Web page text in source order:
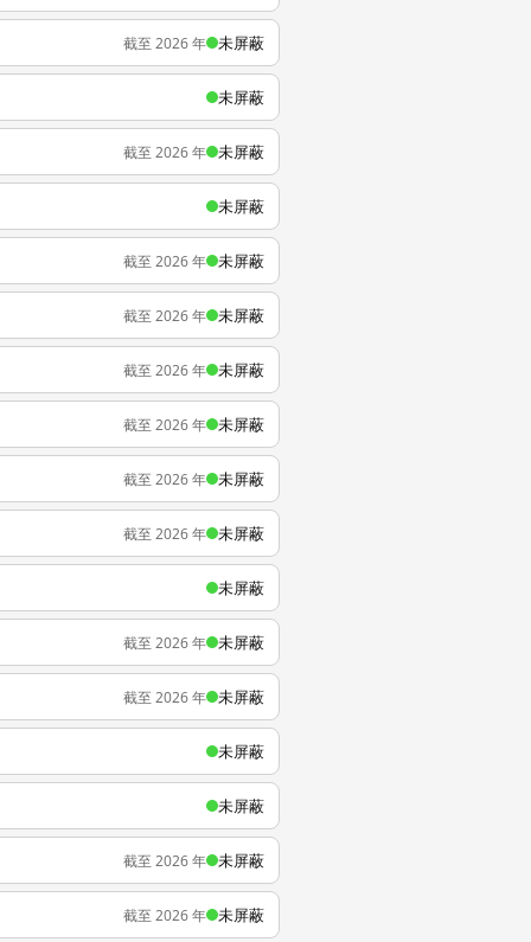
截至 2026 年 未屏蔽
未屏蔽
截至 2026 年 未屏蔽
未屏蔽
截至 2026 年 未屏蔽
截至 2026 年 未屏蔽
截至 2026 年 未屏蔽
截至 2026 年 未屏蔽
截至 2026 年 未屏蔽
截至 2026 年 未屏蔽
未屏蔽
截至 2026 年 未屏蔽
截至 2026 年 未屏蔽
未屏蔽
未屏蔽
截至 2026 年 未屏蔽
截至 2026 年 未屏蔽